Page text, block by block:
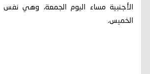
الأجنبية مساء اليوم الجمعة، وهي
الخميس.